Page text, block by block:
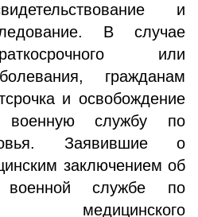
и
В случае
или
гражданам
и освобождение
службу по
Заявившие о
заключением об
службе по
медицинского